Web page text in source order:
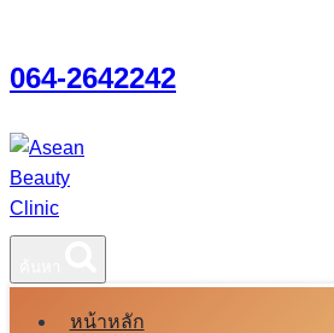
to
content
064-2642242
หน้าหลัก